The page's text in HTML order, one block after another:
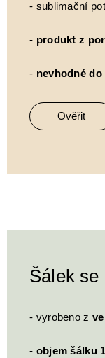
- sublimační
- produkt z
- nevhodné do
Ověřit
Šálek se
- vyrobeno z
- objem šálku